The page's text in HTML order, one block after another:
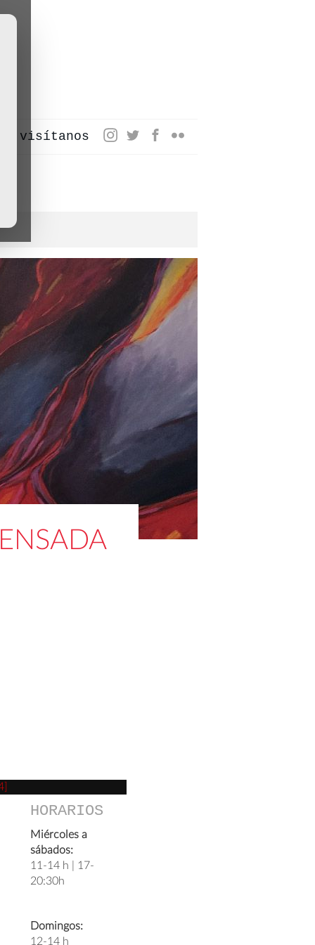
visítanos
HORARIOS
Miércoles a
sábados:
11-14 h | 17-
20:30h
Domingos:
12-14 h